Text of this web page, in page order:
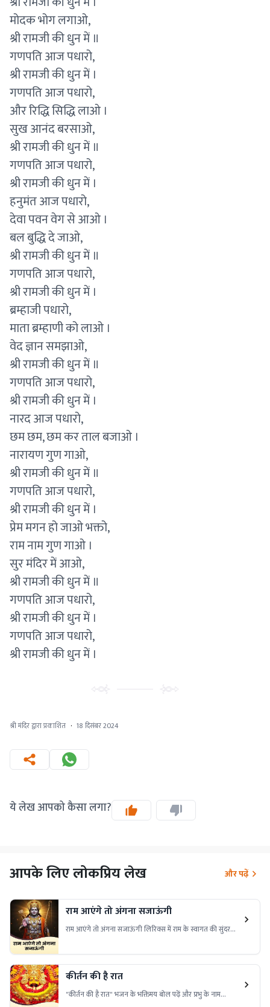
मोदक भोग लगाओ,
श्री रामजी की धुन में ॥
गणपति आज पधारो,
श्री रामजी की धुन में ।
गणपति आज पधारो,
और रिद्धि सिद्धि लाओ ।
सुख आनंद बरसाओ,
श्री रामजी की धुन में ॥
गणपति आज पधारो,
श्री रामजी की धुन में ।
हनुमंत आज पधारो,
देवा पवन वेग से आओ ।
बल बुद्धि दे जाओ,
श्री रामजी की धुन में ॥
गणपति आज पधारो,
श्री रामजी की धुन में ।
ब्रम्हाजी पधारो,
माता ब्रम्हाणी को लाओ ।
वेद ज्ञान समझाओ,
श्री रामजी की धुन में ॥
गणपति आज पधारो,
श्री रामजी की धुन में ।
नारद आज पधारो,
छम छम, छम कर ताल बजाओ ।
नारायण गुण गाओ,
श्री रामजी की धुन में ॥
गणपति आज पधारो,
श्री रामजी की धुन में ।
प्रेम मगन हो जाओ भक्तो,
राम नाम गुण गाओ ।
सुर मंदिर में आओ,
श्री रामजी की धुन में ॥
गणपति आज पधारो,
श्री रामजी की धुन में ।
गणपति आज पधारो,
श्री रामजी की धुन में ।
श्री मंदिर द्वारा प्रकाशित · 18 दिसंबर 2024
ये लेख आपको कैसा लगा?
आपके लिए लोकप्रिय लेख और पढ़ें
राम आएंगे तो अंगना सजाऊंगी
राम आएंगे तो अंगना सजाऊंगी लिरिक्स में राम के स्वागत की सुंदरता
लाएं!
कीर्तन की है रात
"कीर्तन की है रात" भजन के भक्तिमय बोल पढ़ें और प्रभु के नाम